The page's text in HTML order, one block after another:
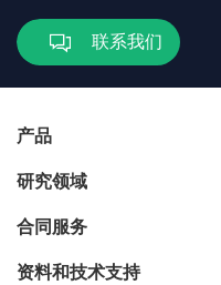
联系我们
产品
研究领域
合同服务
资料和技术支持